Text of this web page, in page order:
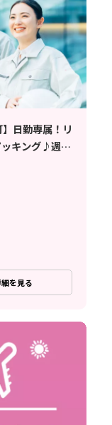
日勤専属！リ
キング♪週休
を見る